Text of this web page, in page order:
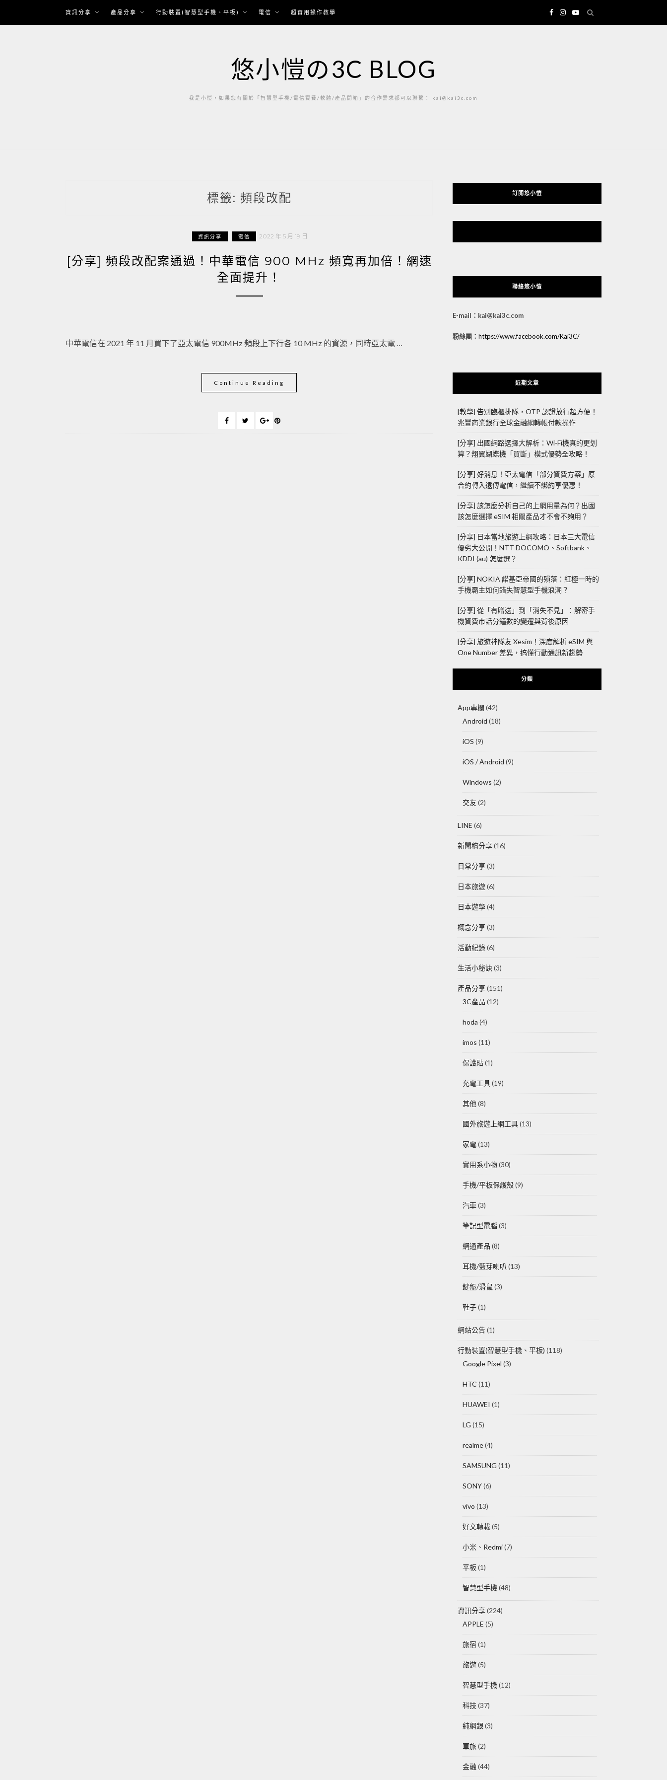
content
資訊分享 產品分享 行動裝置(智慧型手機、平板) 電信 超實用操作教學
悠小愷の3C BLOG
我是小愷，如果您有關於「智慧型手機/電信資費/軟體/產品開箱」的合作需求都可以聯繫： kai@kai3c.com
標籤: 頻段改配
資訊分享 電信 2022 年 5 月 19 日
[分享] 頻段改配案通過！中華電信 900 MHz 頻寬再加倍！網速
全面提升！
中華電信在 2021 年 11 月買下了亞太電信 900MHz 頻段上下行各 10 MHz 的資源，同時亞太電 …
Continue Reading
訂閱悠小愷
聯絡悠小愷
E-mail：kai@kai3c.com
粉絲團： https://www.facebook.com/Kai3C/
近期文章
[教學] 告別臨櫃排隊，OTP 認證放行超方便！
兆豐商業銀行全球金融網轉帳付款操作
[分享] 出國網路選擇大解析：Wi-Fi機真的更划
算？翔翼蝴蝶機「買斷」模式優勢全攻略！
[分享] 好消息！亞太電信「部分資費方案」原
合約轉入遠傳電信，繼續不綁約享優惠！
[分享] 該怎麼分析自己的上網用量為何？出國
該怎麼選擇 eSIM 相關產品才不會不夠用？
[分享] 日本當地旅遊上網攻略：日本三大電信
優劣大公開！NTT DOCOMO、Softbank、
KDDI (au) 怎麼選？
[分享] NOKIA 諾基亞帝國的殞落：紅極一時的
手機霸主如何錯失智慧型手機浪潮？
[分享] 從「有贈送」到「消失不見」：解密手
機資費市話分鐘數的變遷與背後原因
[分享] 旅遊神隊友 Xesim！深度解析 eSIM 與
One Number 差異，搞懂行動通訊新趨勢
分類
App專欄 (42)
Android (18)
iOS (9)
iOS / Android (9)
Windows (2)
交友 (2)
LINE (6)
新聞稿分享(16)
日常分享(3)
日本旅遊(6)
日本遊學(4)
概念分享(3)
活動紀錄(6)
生活小秘訣(3)
產品分享(151)
3C產品 (12)
hoda (4)
imos (11)
保護貼(1)
充電工具(19)
其他 (8)
國外旅遊上網工具(13)
家電 (13)
實用系小物(30)
手機/平板保護殼(9)
汽車 (3)
筆記型電腦(3)
網通產品 (8)
耳機/藍芽喇叭 (13)
鍵盤/滑鼠 (3)
鞋子(1)
網站公告(1)
行動裝置(智慧型手機、平板) (118)
Google Pixel (3)
HTC (11)
HUAWEI (1)
LG (15)
realme(4)
SAMSUNG (11)
SONY(6)
vivo (13)
好文轉載(5)
小米、Redmi(7)
平板(1)
智慧型手機 (48)
資訊分享(224)
APPLE (5)
旅宿 (1)
旅遊(5)
智慧型手機 (12)
科技 (37)
純網銀 (3)
軍旅(2)
金融 (44)